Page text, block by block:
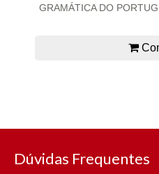
GRAMÁTICA DO
Dúvidas Frequentes